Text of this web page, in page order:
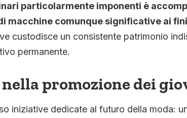
particolarmente imponenti è
macchine comunque significative ai
custodisce un consistente patrimonio
permanente.
promozione dei
iniziative dedicate al futuro della moda: